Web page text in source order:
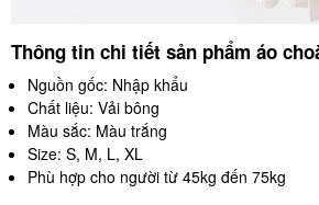
Thông tin chi tiết sản phẩm áo
Nguồn gốc: Nhập khẩu
Chất liệu: Vải bông
Màu sắc: Màu trắng
Size: S, M, L, XL
Phù hợp cho người từ 45kg đến 75kg